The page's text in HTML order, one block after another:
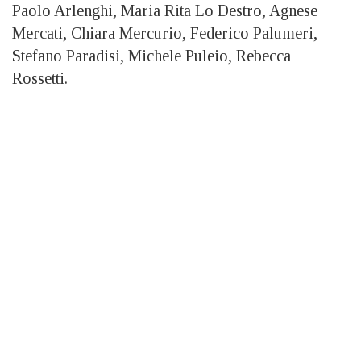
Paolo Arlenghi, Maria Rita Lo Destro, Agnese
Mercati, Chiara Mercurio, Federico Palumeri,
Stefano Paradisi, Michele Puleio, Rebecca
Rossetti.